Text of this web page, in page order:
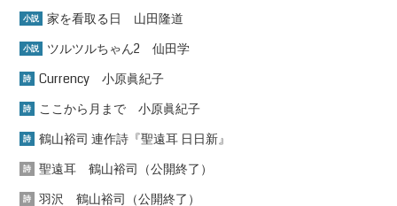
小説 家を看取る日 山田隆道
小説 ツルツルちゃん2 仙田学
詩 Currency 小原眞紀子
詩 ここから月まで 小原眞紀子
詩 鶴山裕司 連作詩『聖遠耳 日日新』
詩 聖遠耳 鶴山裕司（公開終了）
詩 羽沢 鶴山裕司（公開終了）